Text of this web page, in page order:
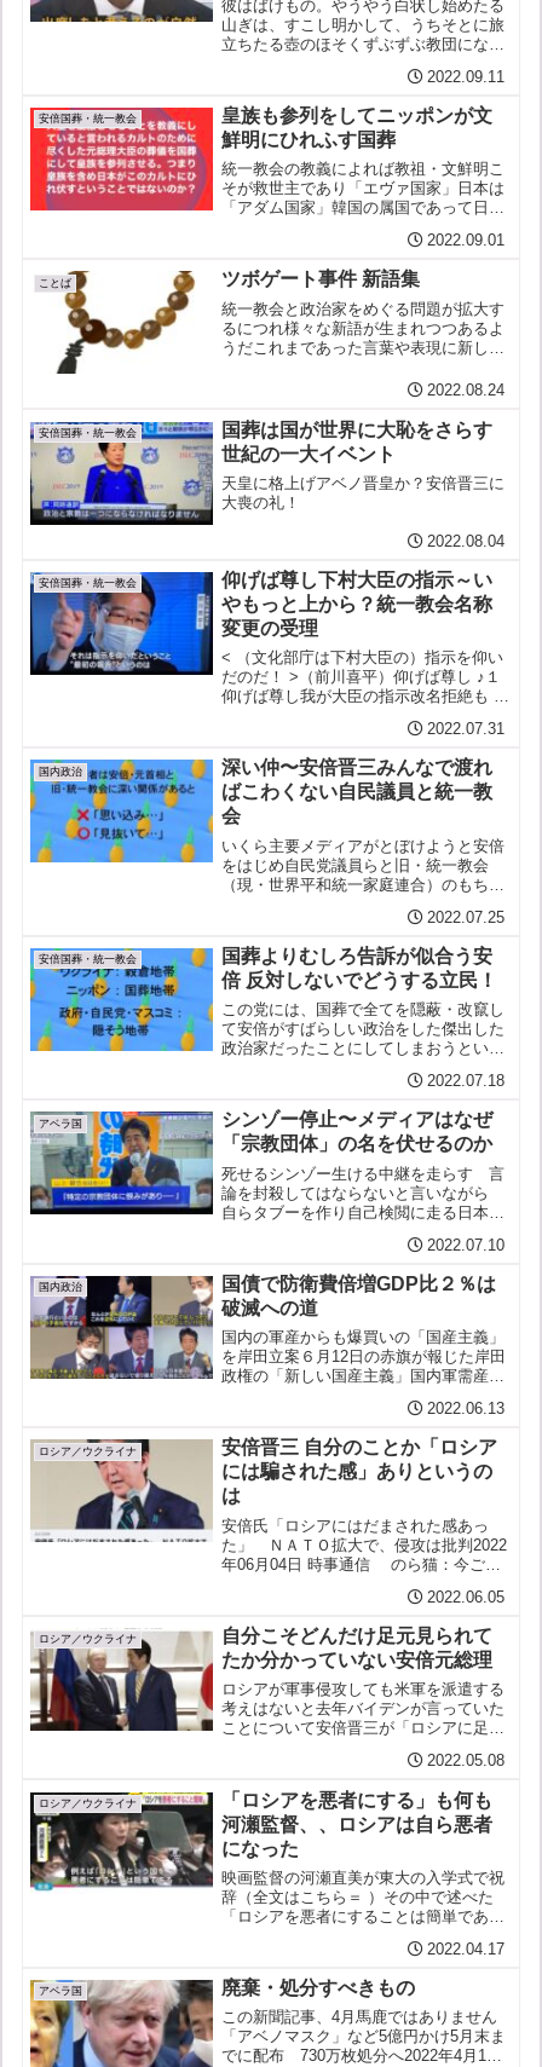
彼はばけもの。やうやう白状し始めたる
山ぎは、すこし明かして、うちそとに旅
立ちたる壺のほそくずぶずぶ教団になび
さらなり。闇もなほ、うわさの多く飛び
ちがひたるを見る限り、出席していたと
考えるのが自然。また、 ...
2022.09.11
安倍国葬・統一教会
皇族も参列をしてニッポンが文
鮮明にひれふす国葬
統一教会の教義によれば教祖・文鮮明こ
そが救世主であり「エヴァ国家」日本は
「アダム国家」韓国の属国であって日本
てはならない日本はそうして過去に朝鮮
を植民地にした罪を償わなくてはならな
いBS-TBS報道193...
2022.09.01
ことば ツボゲート事件 新語集
統一教会と政治家をめぐる問題が拡大す
るにつれ様々な新語が生まれつつあるよ
うだこれまであった言葉や表現に新しい
介しよう【数珠つなぎ】政治家らがゾロ
用例：萩生田光一は生稲晃...
2022.08.24
安倍国葬・統一教会
国葬は国が世界に大恥をさらす
世紀の一大イベント
天皇に格上げアベノ晋皇か？安倍晋三に
大喪の礼！
2022.08.04
安倍国葬・統一教会
仰げば尊し下村大臣の指示～い
やもっと上から？統一教会名称
変更の受理
< （文化部庁は下村大臣の）指示を仰い
だのだ！ >（前川喜平）仰げば尊し ♪１
仰げば尊し我が大臣の指示改名拒絶も は
るめえいざさらば２互いにむつみしカル
トの恩組織票回して安倍派の当選挨拶、
雑誌の表紙、その...
2022.07.31
国内政治
深い仲〜安倍晋三みんなで渡れ
ばこわくない自民議員と統一教
会
いくら主要メディアがとぼけようと安倍
をはじめ自民党議員らと旧・統一教会
（現・世界平和統一家庭連合）のもちつ
し一部メディアの奮闘もありいよいよ明
らかにされつつある新しく報じられたと
ころでは細田博之・衆議院議...
2022.07.25
安倍国葬・統一教会
国葬よりむしろ告訴が似合う安
倍 反対しないでどうする立民！
この党には、国葬で全てを隠蔽・改竄し
て安倍がすばらしい政治をした傑出した
政治家だったことにしてしまおうという
ないのか。何にでも反対ばかりという批
判、言いががりが、そんなに怖いのか。
既に負けている悲しい党。...
2022.07.18
アベラ国
シンゾー停止〜メディアはなぜ
「宗教団体」の名を伏せるのか
死せるシンゾー生ける中継を走らす 言
論を封殺してはならないと言いながら
自らタブーを作り自己検閲に走る日本の
疑者はある宗教団体を恨んでいたと言う
「特定の団体」と当初伝えられていたも
のはやがて「宗教団体」と...
2022.07.10
国内政治
国債で防衛費倍増GDP比２％は
破滅への道
国内の軍産からも爆買いの「国産主義」
を岸田立案６月12日の赤旗が報じた岸田
政権の「新しい国産主義」国内軍需産業
義」を岸田政権が立案したのだというア
メリカからだけでなく国内軍需産業から
も“爆買い”しようという...
2022.06.13
ロシア／ウクライナ
安倍晋三 自分のことか「ロシア
には騙された感」ありというの
は
安倍氏「ロシアにはだまされた感あっ
た」 ＮＡＴＯ拡大で、侵攻は批判2022
年06月04日 時事通信 のら猫：今ごろ
安倍：この４コマ漫画を見て、はっとし
ました。 安倍：そしてこれ読んだんで
す。『自分こそど...
2022.06.05
ロシア／ウクライナ
自分こそどんだけ足元見られて
たか分かっていない安倍元総理
ロシアが軍事侵攻しても米軍を派遣する
考えはないと去年バイデンが言っていた
ことについて安倍晋三が「ロシアに足元
で言ったのだそうだ安倍晋三元首相、バ
イデン氏のアプローチ「ロシアに足元見
られたかも」2022年5...
2022.05.08
ロシア／ウクライナ
「ロシアを悪者にする」も何も
河瀬監督、、ロシアは自ら悪者
になった
映画監督の河瀬直美が東大の入学式で祝
辞（全文はこちら＝ ）その中で述べた
「ロシアを悪者にすることは簡単であ
者にするもしないもロシアは悪者だ自ら
悪者になった特に、「侵略」という局面
に限って言えば...
2022.04.17
アベラ国 廃棄・処分すべきもの
この新聞記事、4月馬鹿ではありません
「アベノマスク」など5億円かけ5月末ま
でに配布 730万枚処分へ2022年4月1日